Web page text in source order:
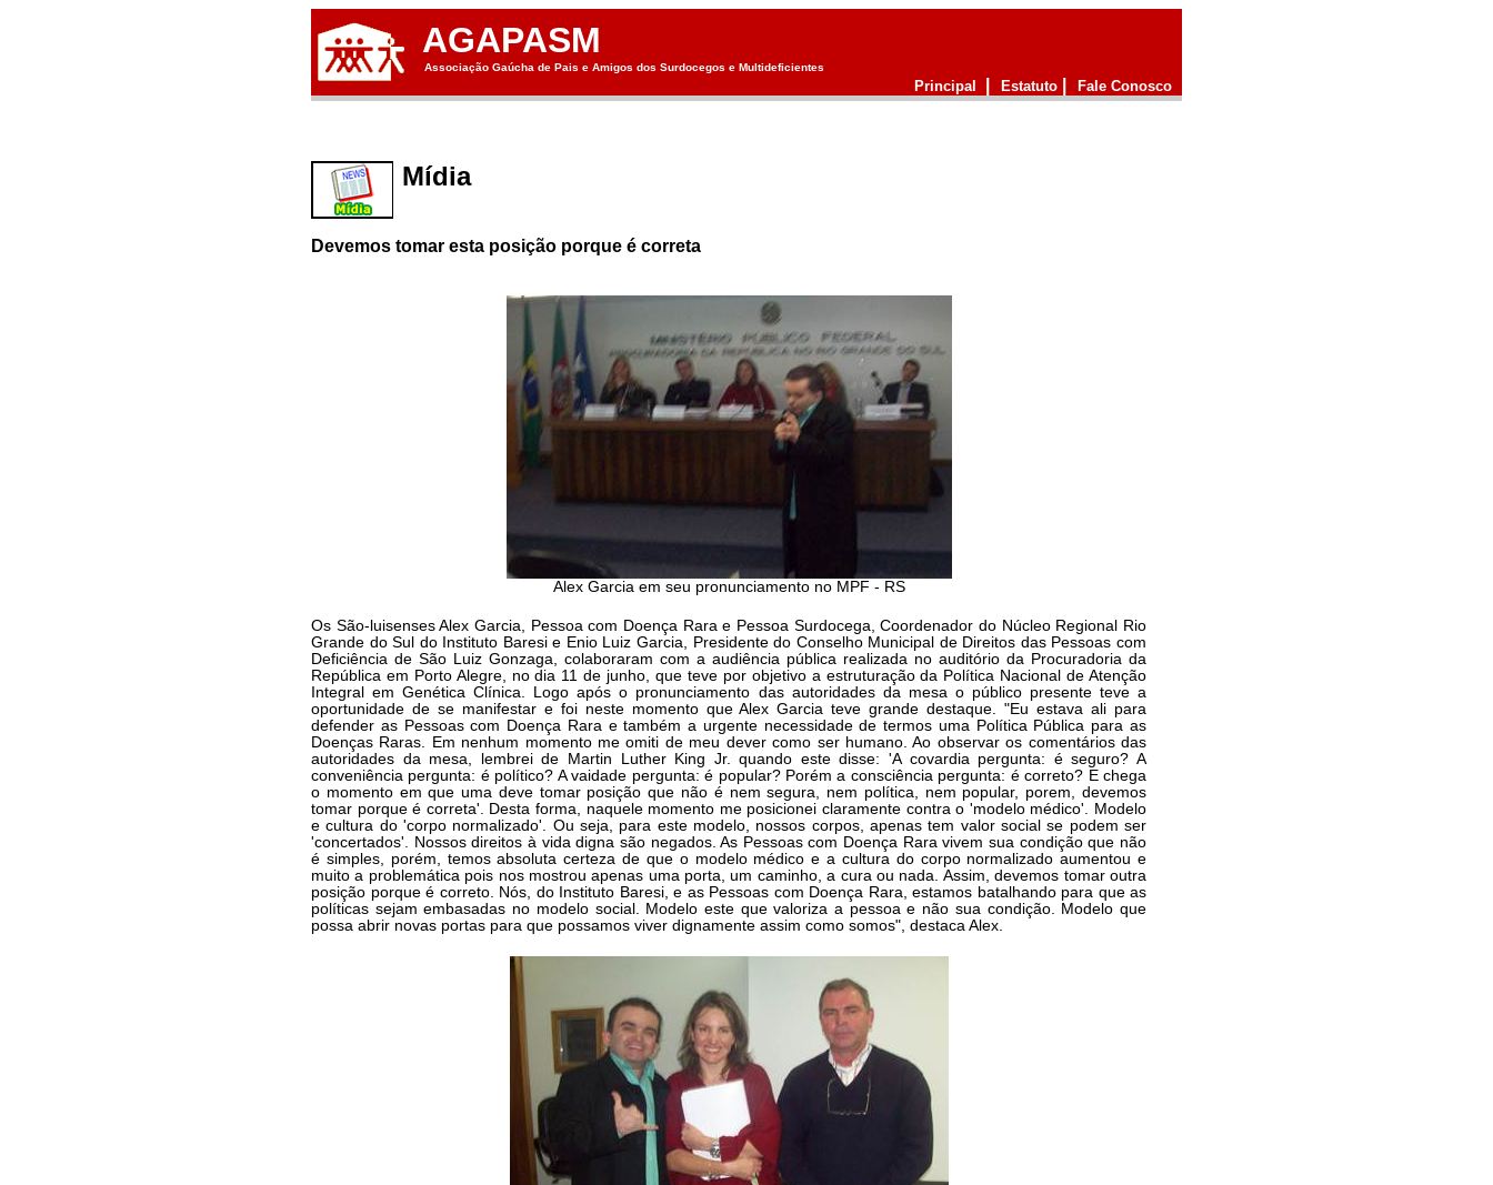
AGAPASM
Associação Gaúcha de Pais e Amigos dos Surdocegos e Multideficientes
Principal Estatuto Fale Conosco
Mídia
Devemos tomar esta posição porque é correta
Alex Garcia em seu pronunciamento no MPF - RS
Os São-luisenses Alex Garcia, Pessoa com Doença Rara e Pessoa Surdocega, Coordenador do Núcleo Regional Rio
Grande do Sul do Instituto Baresi e Enio Luiz Garcia, Presidente do Conselho Municipal de Direitos das Pessoas com
Deficiência de São Luiz Gonzaga, colaboraram com a audiência pública realizada no auditório da Procuradoria da
República em Porto Alegre, no dia 11 de junho, que teve por objetivo a estruturação da Política Nacional de Atenção
Integral em Genética Clínica. Logo após o pronunciamento das autoridades da mesa o público presente teve a
oportunidade de se manifestar e foi neste momento que Alex Garcia teve grande destaque. "Eu estava ali para
defender as Pessoas com Doença Rara e também a urgente necessidade de termos uma Política Pública para as
Doenças Raras. Em nenhum momento me omiti de meu dever como ser humano. Ao observar os comentários das
autoridades da mesa, lembrei de Martin Luther King Jr. quando este disse: 'A covardia pergunta: é seguro? A
conveniência pergunta: é político? A vaidade pergunta: é popular? Porém a consciência pergunta: é correto? E chega
o momento em que uma deve tomar posição que não é nem segura, nem política, nem popular, porem, devemos
tomar porque é correta'. Desta forma, naquele momento me posicionei claramente contra o 'modelo médico'. Modelo
e cultura do 'corpo normalizado'. Ou seja, para este modelo, nossos corpos, apenas tem valor social se podem ser
'concertados'. Nossos direitos à vida digna são negados. As Pessoas com Doença Rara vivem sua condição que não
é simples, porém, temos absoluta certeza de que o modelo médico e a cultura do corpo normalizado aumentou e
muito a problemática pois nos mostrou apenas uma porta, um caminho, a cura ou nada. Assim, devemos tomar outra
posição porque é correto. Nós, do Instituto Baresi, e as Pessoas com Doença Rara, estamos batalhando para que as
políticas sejam embasadas no modelo social. Modelo este que valoriza a pessoa e não sua condição. Modelo que
possa abrir novas portas para que possamos viver dignamente assim como somos", destaca Alex.